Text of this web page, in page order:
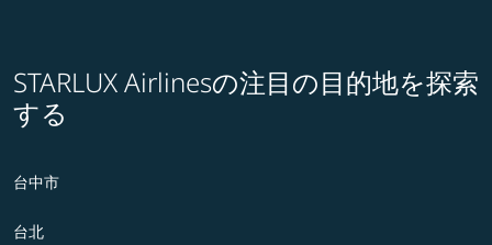
STARLUX Airlinesの注目の目的地を探索
する
台中市
台北